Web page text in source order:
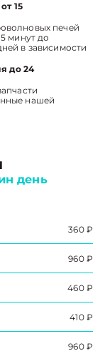
15
печей
минут до
в зависимости
до 24
нашей
день
360 ₽
960 ₽
460 ₽
410 ₽
960 ₽